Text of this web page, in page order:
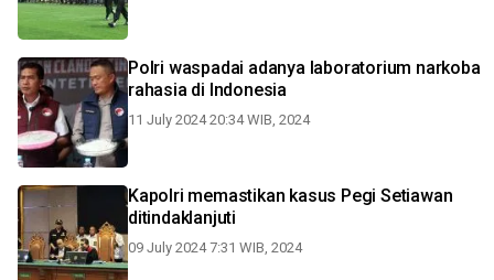
Polri waspadai adanya laboratorium narkoba
rahasia di Indonesia
11 July 2024 20:34 WIB, 2024
Kapolri memastikan kasus Pegi Setiawan
ditindaklanjuti
09 July 2024 7:31 WIB, 2024